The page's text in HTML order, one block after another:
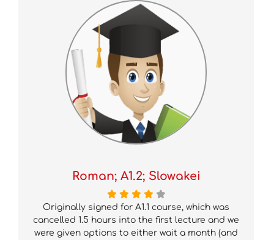
Roman; A1.2; Slowakei
Originally signed for A1.1 course, which was
cancelled 1.5 hours into the first lecture and we
were given options to either wait a month (and